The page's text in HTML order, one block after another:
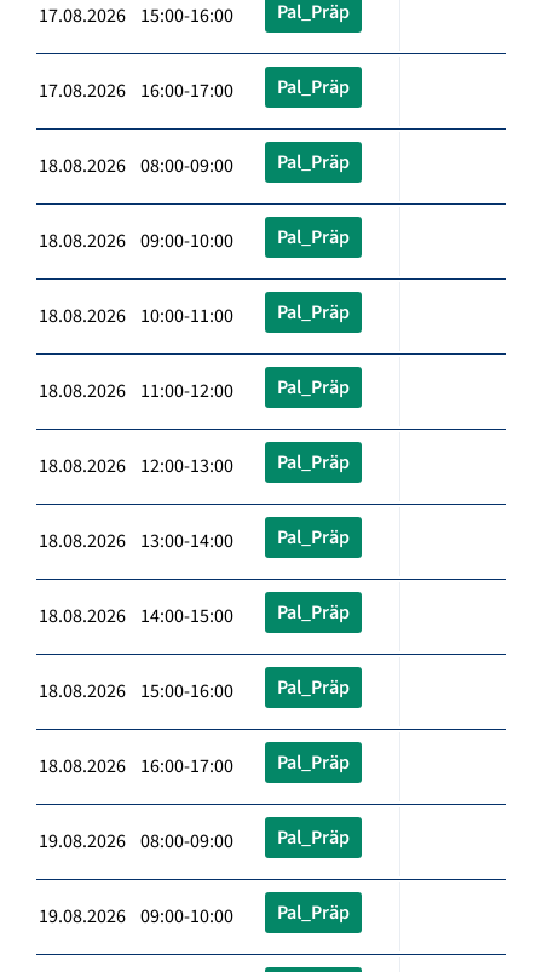
17.08.2026 15:00-16:00 Pal_Präp
17.08.2026 16:00-17:00 Pal_Präp
18.08.2026 08:00-09:00 Pal_Präp
18.08.2026 09:00-10:00 Pal_Präp
18.08.2026 10:00-11:00 Pal_Präp
18.08.2026 11:00-12:00 Pal_Präp
18.08.2026 12:00-13:00 Pal_Präp
18.08.2026 13:00-14:00 Pal_Präp
18.08.2026 14:00-15:00 Pal_Präp
18.08.2026 15:00-16:00 Pal_Präp
18.08.2026 16:00-17:00 Pal_Präp
19.08.2026 08:00-09:00 Pal_Präp
19.08.2026 09:00-10:00 Pal_Präp